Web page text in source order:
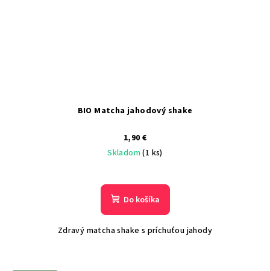
BIO Matcha jahodový shake
1,90 €
Skladom(1 ks)
Do košíka
Zdravý matcha shake s príchuťou jahody